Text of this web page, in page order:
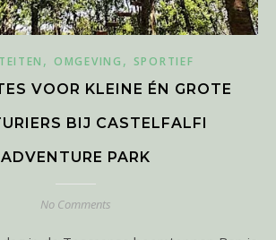
,OMGEVING , SPORTIEF
VOOR KLEINE ÉN GROTE
BIJ CASTELFALFI
ADVENTURE PARK
No Comments